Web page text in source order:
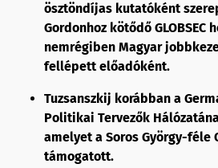
ösztöndíjas kutatóként
Gordonhoz kötődő GLOBSEC
nemrégiben Magyar
fellépett előadóként.
Tuzsanszkij korábban a
Politikai Tervezők
amelyet a Soros György-féle
támogatott.